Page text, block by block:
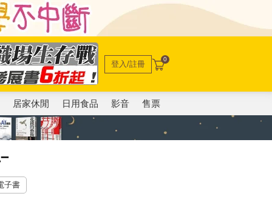
登入/註冊 0
居家休閒 日用食品 影音 售票
子書